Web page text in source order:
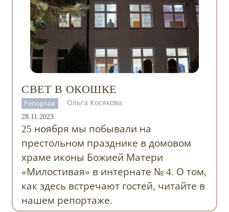
СВЕТ В ОКОШКЕ
Репортаж
Ольга Косякова
28.11.2023
25 ноября мы побывали на
престольном празднике в домовом
храме иконы Божией Матери
«Милостивая» в интернате № 4. О том,
как здесь встречают гостей, читайте в
нашем репортаже.